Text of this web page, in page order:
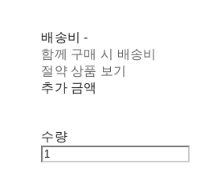
배송비-
함께 구매 시 배송비
절약 상품 보기
추가 금액
수량